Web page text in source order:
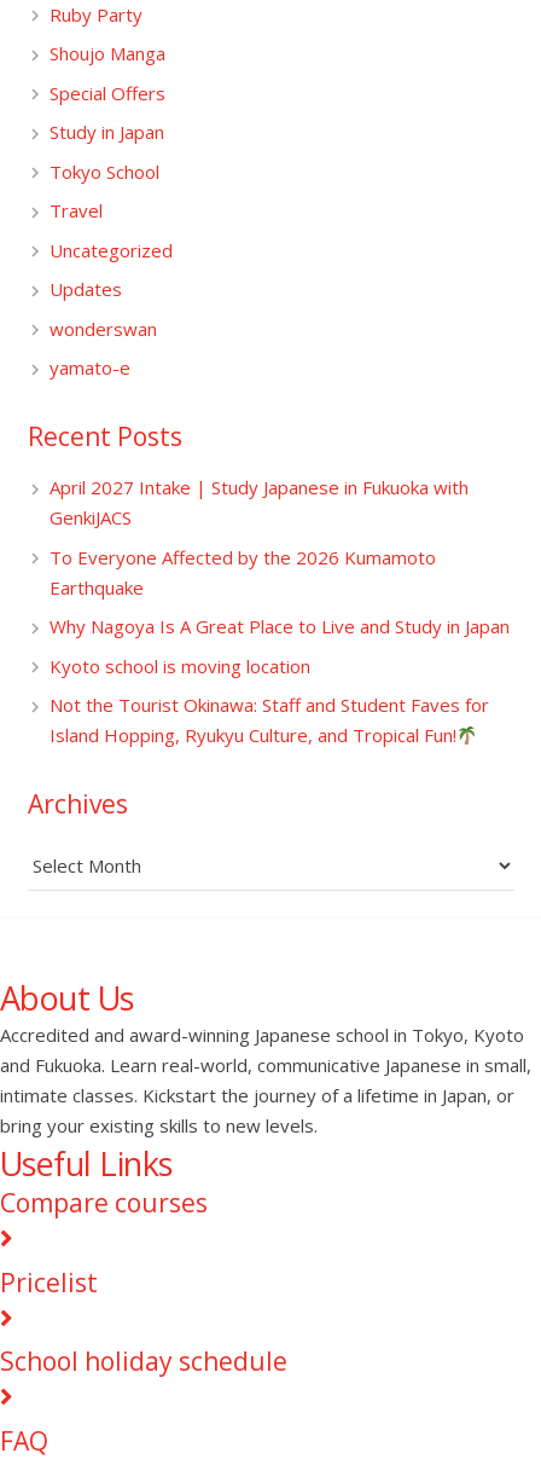
Ruby Party
Shoujo Manga
Special Offers
Study in Japan
Tokyo School
Travel
Uncategorized
Updates
wonderswan
yamato-e
Recent Posts
April 2027 Intake | Study Japanese in Fukuoka with
GenkiJACS
To Everyone Affected by the 2026 Kumamoto
Earthquake
Why Nagoya Is A Great Place to Live and Study in Japan
Kyoto school is moving location
Not the Tourist Okinawa: Staff and Student Faves for
Island Hopping, Ryukyu Culture, and Tropical Fun!
Archives
Archives
About Us
Accredited and award-winning Japanese school in Tokyo, Kyoto
and Fukuoka. Learn real-world, communicative Japanese in small,
intimate classes. Kickstart the journey of a lifetime in Japan, or
bring your existing skills to new levels.
Useful Links
Compare courses
Pricelist
School holiday schedule
FAQ